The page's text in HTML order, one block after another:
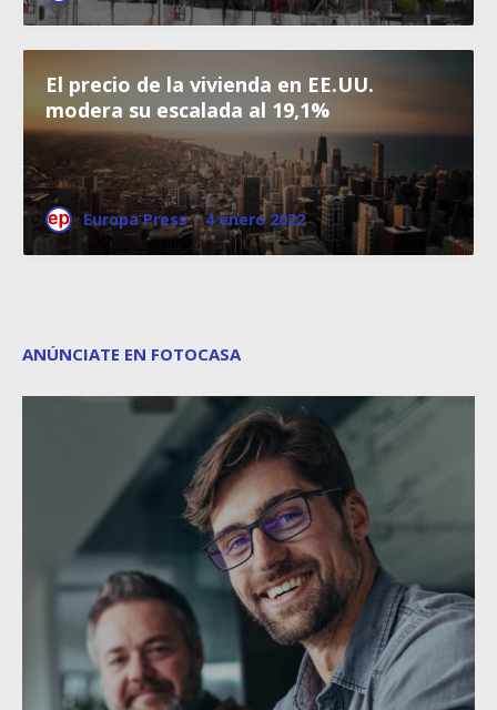
El precio de la vivienda en EE.UU.
modera su escalada al 19,1%
Europa Press · 4 enero 2022
ANÚNCIATE EN FOTOCASA